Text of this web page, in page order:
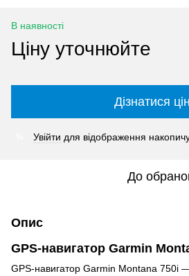
В наявності
Ціну уточнюйте
Дізнатися
Увійти для відображення
До
Опис
GPS-навигатор Garmin
GPS-навигатор Garmin Montana 750i